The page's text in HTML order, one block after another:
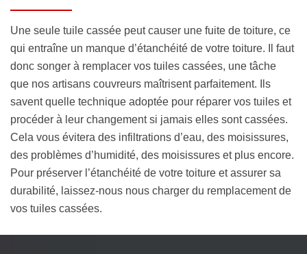
Une seule tuile cassée peut causer une fuite de toiture, ce
qui entraîne un manque d’étanchéité de votre toiture. Il faut
donc songer à remplacer vos tuiles cassées, une tâche
que nos artisans couvreurs maîtrisent parfaitement. Ils
savent quelle technique adoptée pour réparer vos tuiles et
procéder à leur changement si jamais elles sont cassées.
Cela vous évitera des infiltrations d’eau, des moisissures,
des problèmes d’humidité, des moisissures et plus encore.
Pour préserver l’étanchéité de votre toiture et assurer sa
durabilité, laissez-nous nous charger du remplacement de
vos tuiles cassées.